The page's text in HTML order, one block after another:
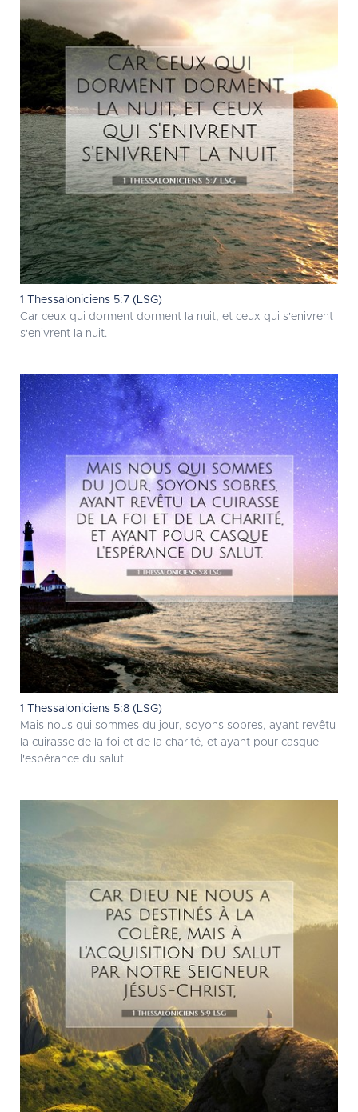
1 Thessaloniciens 5:7 (LSG)
Car ceux qui dorment dorment la nuit, et ceux qui s'enivrent
s'enivrent la nuit.
1 Thessaloniciens 5:8 (LSG)
Mais nous qui sommes du jour, soyons sobres, ayant revêtu
la cuirasse de la foi et de la charité, et ayant pour casque
l'espérance du salut.